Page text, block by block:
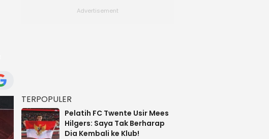
TERPOPULER
Pelatih FC Twente Usir Mees
Hilgers: Saya Tak Berharap
Dia Kembali ke Klub!